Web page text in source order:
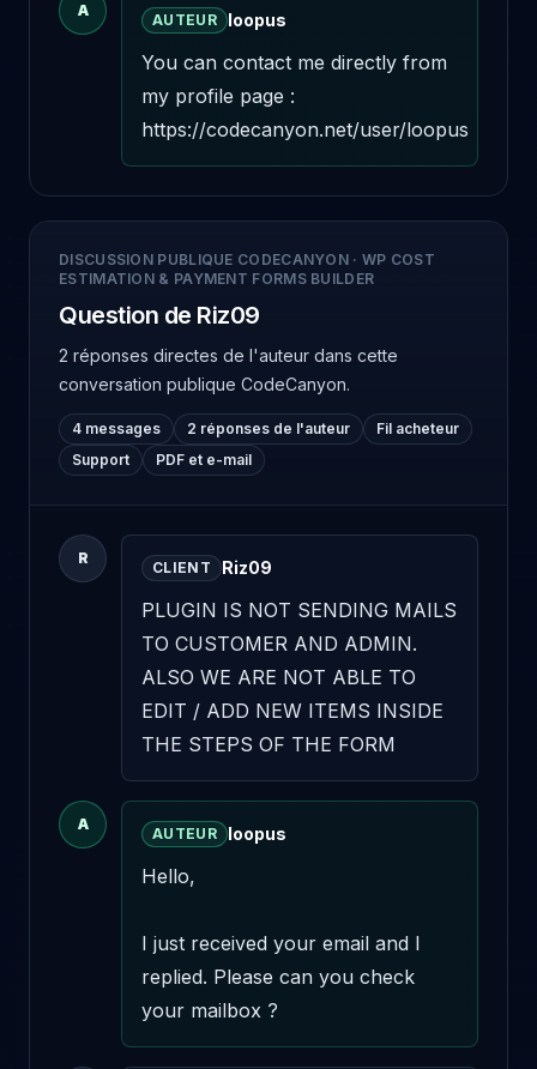
A
AUTEUR loopus
You can contact me directly from
my profile page :
https://codecanyon.net/user/loopus
DISCUSSION PUBLIQUE CODECANYON · WP COST
ESTIMATION & PAYMENT FORMS BUILDER
Question de Riz09
2 réponses directes de l'auteur dans cette
conversation publique CodeCanyon.
4 messages 2 réponses de l'auteur
Fil acheteur
Support
PDF et e-mail
R
CLIENT Riz09
PLUGIN IS NOT SENDING MAILS
TO CUSTOMER AND ADMIN.
ALSO WE ARE NOT ABLE TO
EDIT / ADD NEW ITEMS INSIDE
THE STEPS OF THE FORM
A
AUTEUR loopus
Hello,
I just received your email and I
replied. Please can you check
your mailbox ?